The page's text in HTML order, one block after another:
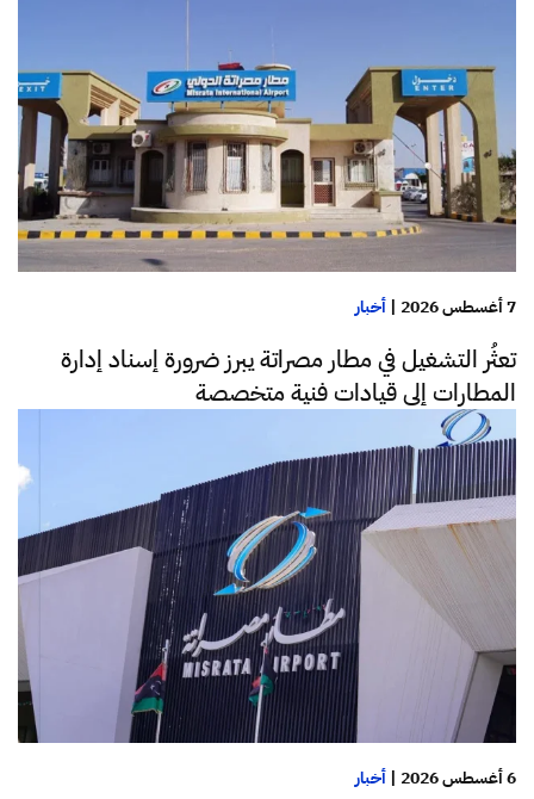
7 أغسطس 2026 | أخبار
تعثُر التشغيل في مطار مصراتة يبرز ضرورة إسناد إدارة
المطارات إلى قيادات فنية متخصصة
6 أغسطس 2026 | أخبار